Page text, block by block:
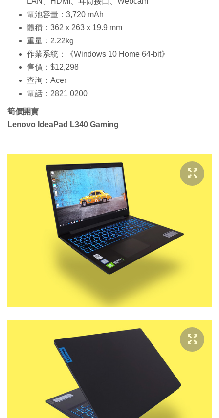
電池容量：3,720 mAh
體積：362 x 263 x 19.9 mm
重量：2.22kg
作業系統：《Windows 10 Home 64-bit》
售價：$12,298
查詢：Acer
電話：2821 0200
筍價開賣
Lenovo IdeaPad L340 Gaming